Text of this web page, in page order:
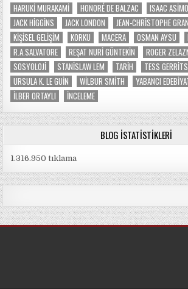
HARUKI MURAKAMI
HONORÉ DE BALZAC ISAAC
JACK HIGGINS
JACK LONDON JEAN-CHRISTOPHE
KIŞISEL GELIŞIM
KORKU MACERA OSMAN AYSU
R.A.SALVATORE
REŞAT NURI GÜNTEKIN ROGER
SOSYOLOJI
STANISLAW LEM TARIH TESS
URSULA K. LE GUIN
WILBUR SMITH YABANCI
İLBER ORTAYLI
İNCELEME
BLOG İSTATISTIKLERI
1.316.950 tıklama